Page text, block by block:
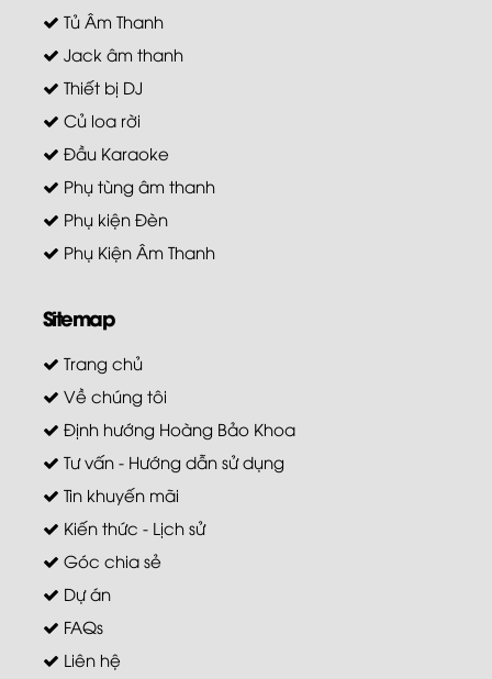
Tủ Âm Thanh
Jack âm thanh
Thiết bị DJ
Củ loa rời
Đầu Karaoke
Phụ tùng âm thanh
Phụ kiện Đèn
Phụ Kiện Âm Thanh
Sitemap
Trang chủ
Về chúng tôi
Định hướng Hoàng Bảo Khoa
Tư vấn - Hướng dẫn sử dụng
Tin khuyến mãi
Kiến thức - Lịch sử
Góc chia sẻ
Dự án
FAQs
Liên hệ